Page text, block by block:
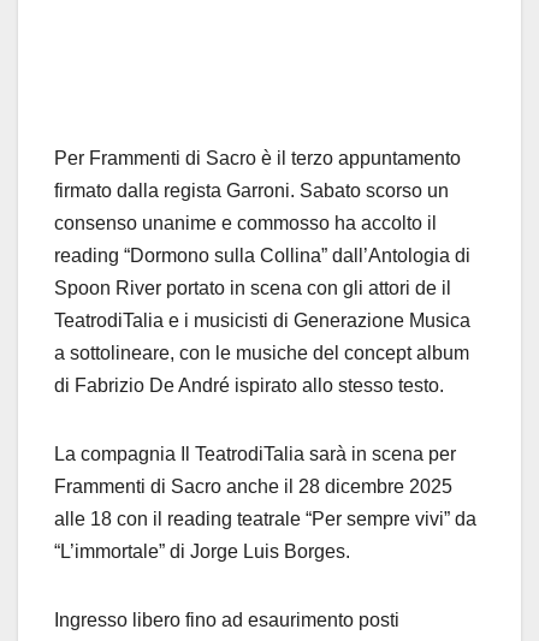
Per Frammenti di Sacro è il terzo appuntamento
firmato dalla regista Garroni. Sabato scorso un
consenso unanime e commosso ha accolto il
reading “Dormono sulla Collina” dall’Antologia di
Spoon River portato in scena con gli attori de il
TeatrodiTalia e i musicisti di Generazione Musica
a sottolineare, con le musiche del concept album
di Fabrizio De André ispirato allo stesso testo.
La compagnia Il TeatrodiTalia sarà in scena per
Frammenti di Sacro anche il 28 dicembre 2025
alle 18 con il reading teatrale “Per sempre vivi” da
“L’immortale” di Jorge Luis Borges.
Ingresso libero fino ad esaurimento posti